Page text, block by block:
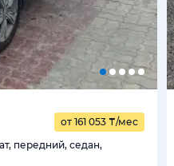
от 161 053 ₸/мес
передний, седан,